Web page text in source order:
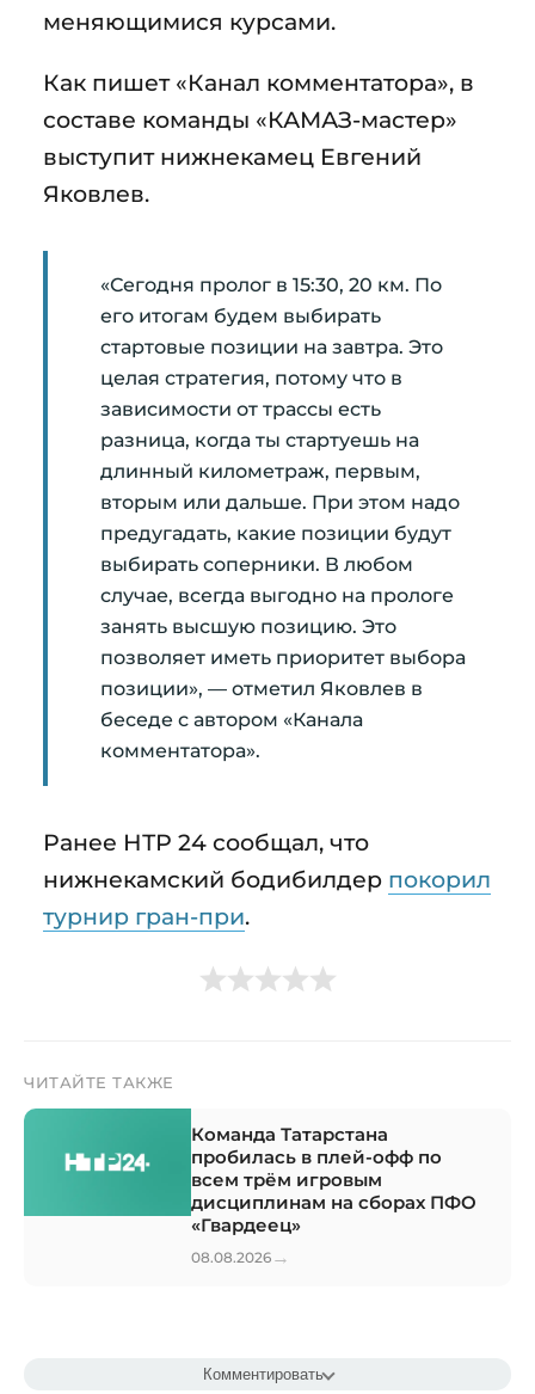
меняющимися курсами.
Как пишет «Канал комментатора», в
составе команды «КАМАЗ-мастер»
выступит нижнекамец Евгений
Яковлев.
«Сегодня пролог в 15:30, 20 км. По
его итогам будем выбирать
стартовые позиции на завтра. Это
целая стратегия, потому что в
зависимости от трассы есть
разница, когда ты стартуешь на
длинный километраж, первым,
вторым или дальше. При этом надо
предугадать, какие позиции будут
выбирать соперники. В любом
случае, всегда выгодно на прологе
занять высшую позицию. Это
позволяет иметь приоритет выбора
позиции», — отметил Яковлев в
беседе с автором «Канала
комментатора».
Ранее НТР 24 сообщал, что
нижнекамский бодибилдер покорил
турнир гран-при.
ЧИТАЙТЕ ТАКЖЕ
Команда Татарстана
пробилась в плей-офф по
всем трём игровым
дисциплинам на сборах ПФО
«Гвардеец»
08.08.2026 →
Комментировать